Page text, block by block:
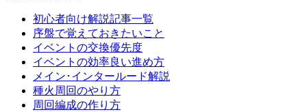
初心者向け解説記事一覧
序盤で覚えておきたいこと
イベントの交換優先度
イベントの効率良い進め方
メイン･インタールード解説
種火周回のやり方
周回編成の作り方